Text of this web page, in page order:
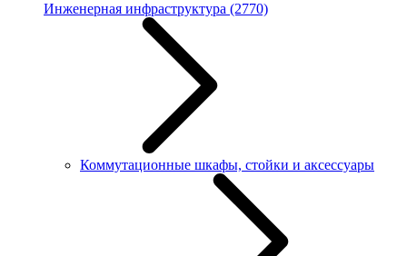
Инженерная инфраструктура (2770)
Коммутационные шкафы, стойки и аксессуары